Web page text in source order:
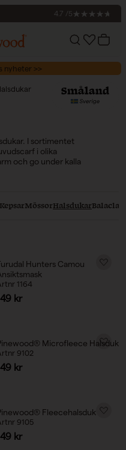
kr
4.7 /5
nyheter >>
I sortimentet
i olika
och go under kalla
KepsarMössorHalsdukar
Hunters Camou
1164
kr
Microfleece Halsduk
9102
kr
Fleecehalsduk
9105
kr